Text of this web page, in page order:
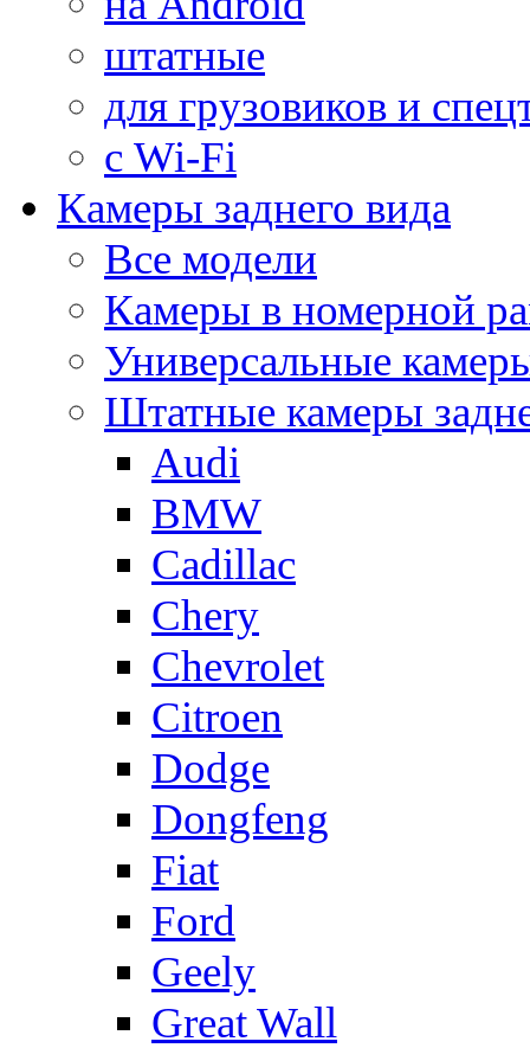
штатные
для грузовиков и
с Wi-Fi
Камеры заднего вида
Все модели
Камеры в номерной
Универсальные
Штатные камеры
Audi
BMW
Cadillac
Chery
Chevrolet
Citroen
Dodge
Dongfeng
Fiat
Ford
Geely
Great Wall